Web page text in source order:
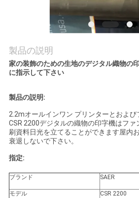
合
わ
せ
ニ
ュ
ー
ス
製品の説明
家の装飾のための生地のデジタル織物の
に指示して下さい
製品の説明:
2.2mオールインワン プリンターとおよび
CSR 2200デジタルの織物の印字機はフ
刷資料日光を立てることができます屋内
衰退しないで下さい。
指定:
ブランド SAER
モデル CSR 2200